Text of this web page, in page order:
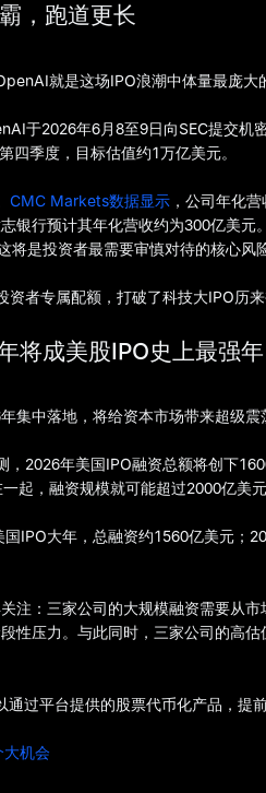
，跑道更长
就是这场IPO浪潮中体量最庞大
于2026年6月8至9日向SEC提交
四季度，目标估值约1万亿美元。
CMC Markets数据显示 ，公司年化
银行预计其年化营收约为300亿美元
将是投资者最需要审慎对待的核心风险
者专属配额，打破了科技大IPO历
将成美股IPO史上最强年
集中落地，将给资本市场带来超级震
，2026年美国IPO融资总额将创下
起，融资规模就可能超过2000亿美元
IPO大年，总融资约1560亿美元；
注：三家公司的大规模融资需要从
性压力。与此同时，三家公司的高
通过平台提供的股票代币化产品，提
大机会